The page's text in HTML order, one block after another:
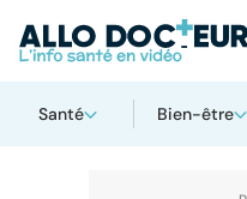
Santé Bien-être